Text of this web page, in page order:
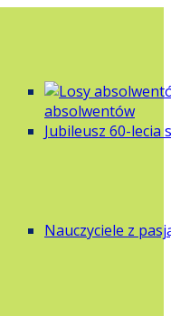
absolwentów
Jubileusz 60-lecia
Nauczyciele z